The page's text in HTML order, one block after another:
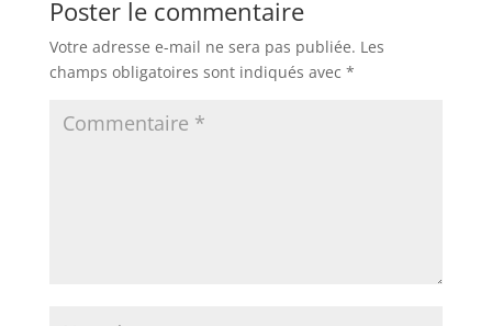
Poster le commentaire
Votre adresse e-mail ne sera pas publiée. Les
champs obligatoires sont indiqués avec *